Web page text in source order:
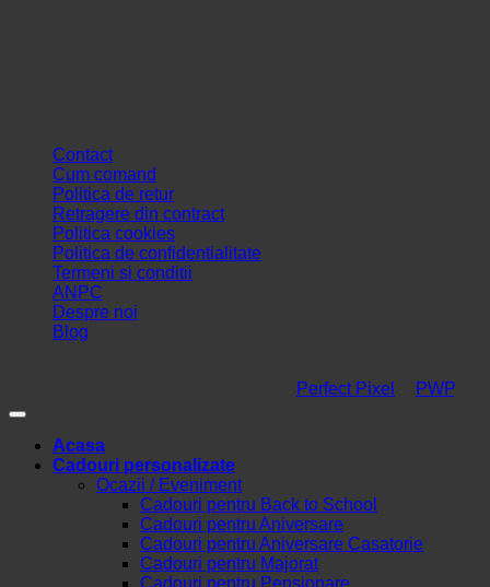
Contact
Cum comand
Politica de retur
Retragere din contract
Politica cookies
Politica de confidentialitate
Termeni si conditii
ANPC
Despre noi
Blog
Perfect Pixel PWP.
Acasa
Cadouri personalizate
Ocazii / Eveniment
Cadouri pentru Back to School
Cadouri pentru Aniversare
Cadouri pentru Aniversare Casatorie
Cadouri pentru Majorat
Cadouri pentru Pensionare